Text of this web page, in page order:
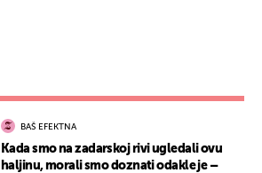
BAŠ EFEKTNA
Kada smo na zadarskoj rivi ugledali ovu
haljinu, morali smo doznati odakle je –